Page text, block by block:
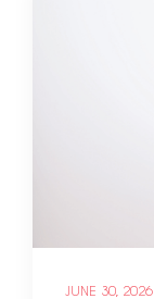
JUNE 30, 2026